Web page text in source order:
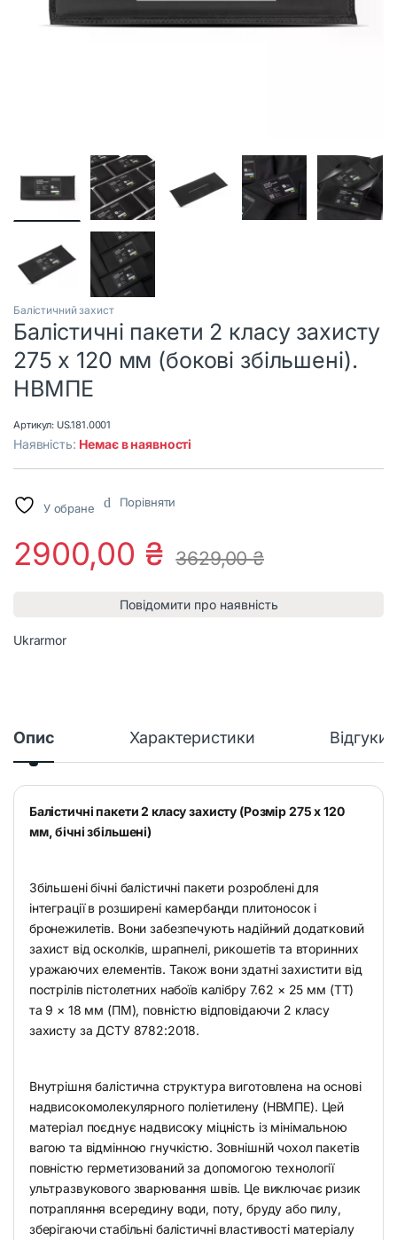
Балістичний захист
Балістичні пакети 2 класу захисту
275 х 120 мм (бокові збільшені).
НВМПЕ
Артикул: US.181.0001
Наявність: Немає в наявності
У обране Порівняти
2900,00 ₴ 3629,00₴
Повідомити про наявність
Ukrarmor
Опис Характеристики Відгуки
Балістичні пакети 2 класу захисту (Розмір 275 x 120
мм, бічні збільшені)
Збільшені бічні балістичні пакети розроблені для
інтеграції в розширені камербанди плитоносок і
бронежилетів. Вони забезпечують надійний додатковий
захист від осколків, шрапнелі, рикошетів та вторинних
уражаючих елементів. Також вони здатні захистити від
пострілів пістолетних набоїв калібру 7.62 × 25 мм (ТТ)
та 9 × 18 мм (ПМ), повністю відповідаючи 2 класу
захисту за ДСТУ 8782:2018.
Внутрішня балістична структура виготовлена на основі
надвисокомолекулярного поліетилену (НВМПЕ). Цей
матеріал поєднує надвисоку міцність із мінімальною
вагою та відмінною гнучкістю. Зовнішній чохол пакетів
повністю герметизований за допомогою технології
ультразвукового зварювання швів. Це виключає ризик
потрапляння всередину води, поту, бруду або пилу,
зберігаючи стабільні балістичні властивості матеріалу